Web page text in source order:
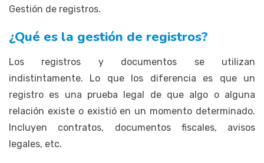
Gestión de registros.
¿Qué es la gestión de registros?
Los registros y documentos se utilizan
indistintamente. Lo que los diferencia es que un
registro es una prueba legal de que algo o alguna
relación existe o existió en un momento determinado.
Incluyen contratos, documentos fiscales, avisos
legales, etc.